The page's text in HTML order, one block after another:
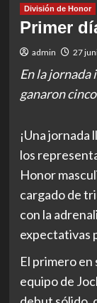
División de Honor
Primer
admin 27
En la
ganaron
¡Una jornada
los
Honor
cargado de
con la
expectativas
El primero en
equipo de